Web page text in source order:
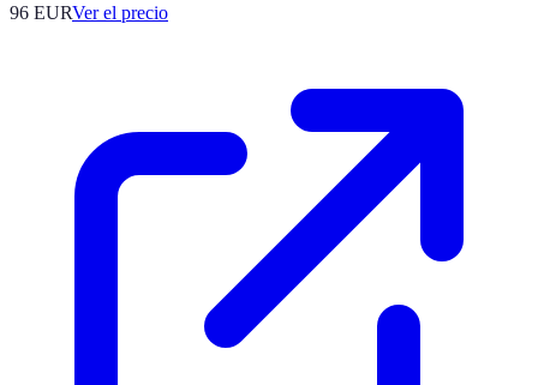
96 EURVer el precio